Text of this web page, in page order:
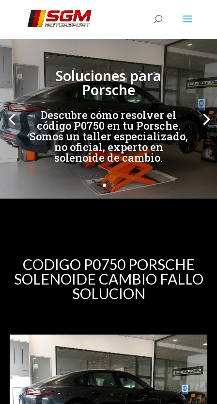
Soluciones para
Porsche
Descubre cómo resolver el
código P0750 en tu Porsche.
Somos un taller especializado,
no oficial, experto en
solenoide de cambio.
[/et_pb_slide]
CODIGO P0750 PORSCHE
SOLENOIDE CAMBIO FALLO
SOLUCION